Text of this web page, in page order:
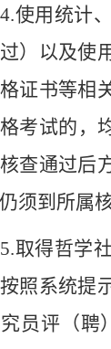
4.使用统计
）以及使
证书等相
考试的，
查通过后
须到 所属
5.取得哲学
照系统提
员评（聘